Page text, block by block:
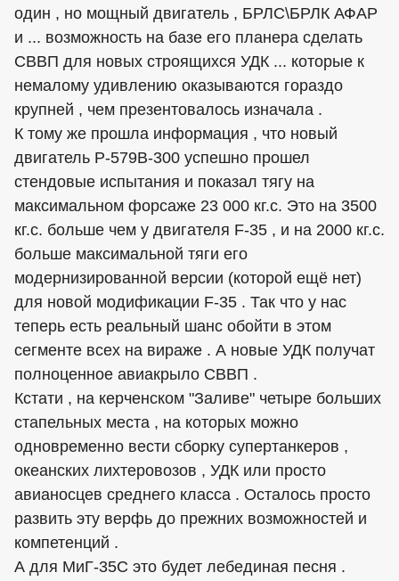
один , но мощный двигатель , БРЛС\БРЛК АФАР
и ... возможность на базе его планера сделать
СВВП для новых строящихся УДК ... которые к
немалому удивлению оказываются гораздо
крупней , чем презентовалось изначала .
К тому же прошла информация , что новый
двигатель Р-579В-300 успешно прошел
стендовые испытания и показал тягу на
максимальном форсаже 23 000 кг.с. Это на 3500
кг.с. больше чем у двигателя F-35 , и на 2000 кг.с.
больше максимальной тяги его
модернизированной версии (которой ещё нет)
для новой модификации F-35 . Так что у нас
теперь есть реальный шанс обойти в этом
сегменте всех на вираже . А новые УДК получат
полноценное авиакрыло СВВП .
Кстати , на керченском "Заливе" четыре больших
стапельных места , на которых можно
одновременно вести сборку супертанкеров ,
океанских лихтеровозов , УДК или просто
авианосцев среднего класса . Осталось просто
развить эту верфь до прежних возможностей и
компетенций .
А для МиГ-35С это будет лебединая песня .